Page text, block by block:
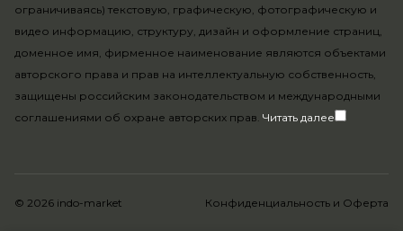
ограничиваясь) текстовую, графическую, фотографическую и
видео информацию, структуру, дизайн и оформление страниц,
доменное имя, фирменное наименование являются объектами
авторского права и прав на интеллектуальную собственность,
защищены российским законодательством и международными
соглашениями об охране авторских прав. Читать далее
© 2026 indo-market Конфиденциальность и Оферта